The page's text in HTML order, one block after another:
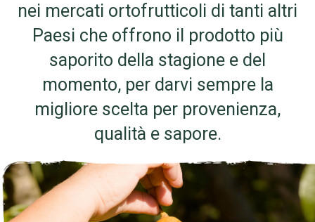
nei mercati ortofrutticoli di tanti altri
Paesi che offrono il prodotto più
saporito della stagione e del
momento, per darvi sempre la
migliore scelta per provenienza,
qualità e sapore.